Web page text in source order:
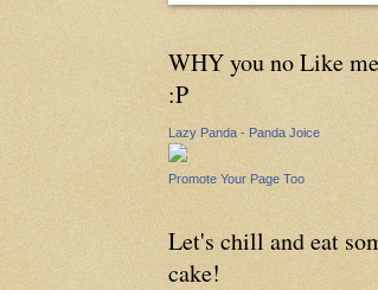
WHY you no Like
:P
Lazy Panda - Panda Joice
Promote Your Page Too
Let's chill and eat
cake!